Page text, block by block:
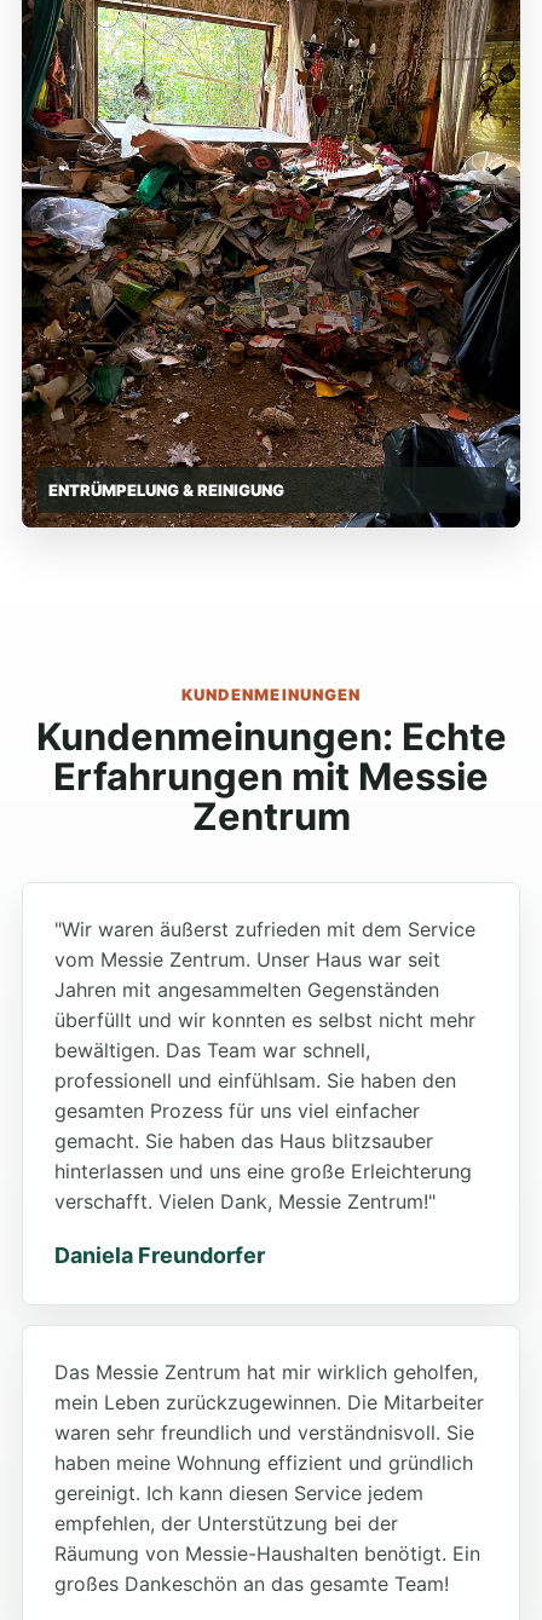
ENTRÜMPELUNG & REINIGUNG
KUNDENMEINUNGEN
Kundenmeinungen: Echte
Erfahrungen mit Messie
Zentrum
"Wir waren äußerst zufrieden mit dem Service
vom Messie Zentrum. Unser Haus war seit
Jahren mit angesammelten Gegenständen
überfüllt und wir konnten es selbst nicht mehr
bewältigen. Das Team war schnell,
professionell und einfühlsam. Sie haben den
gesamten Prozess für uns viel einfacher
gemacht. Sie haben das Haus blitzsauber
hinterlassen und uns eine große Erleichterung
verschafft. Vielen Dank, Messie Zentrum!"
Daniela Freundorfer
Das Messie Zentrum hat mir wirklich geholfen,
mein Leben zurückzugewinnen. Die Mitarbeiter
waren sehr freundlich und verständnisvoll. Sie
haben meine Wohnung effizient und gründlich
gereinigt. Ich kann diesen Service jedem
empfehlen, der Unterstützung bei der
Räumung von Messie-Haushalten benötigt. Ein
großes Dankeschön an das gesamte Team!